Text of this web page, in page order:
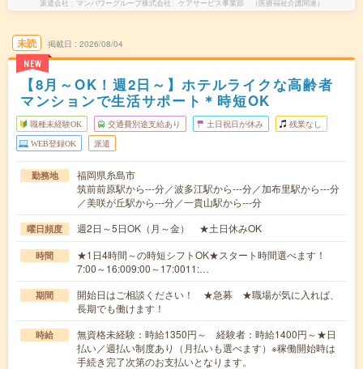
派遣会社 マンパワーグループ株式会社 ケアサービス事業部 （医療福祉介護関連）
未読
NEW
掲載日 2026/08/04
【8月～OK！週2日～】ホテルライクな高齢者
マンションで生活サポート＊時短OK
職種未経験OK 交通費別途支給あり 土日祝日が休み 残業なし
WEB登録OK 派遣
勤務地
福岡県糸島市
筑前前原駅から---分／波多江駅から---分／加布里駅から---分
／美咲が丘駅から---分／一貴山駅から---分
曜日頻度 週2日～5日OK（月～金） ★土日休みOK
時間
★1日4時間～の時短シフトOK★スタート時間選べます！
7:00～16:009:00～17:0011:…
期間
開始日はご相談ください！ ★急募 ★職場が気に入れば、
長期でも働けます！
時給
無資格未経験：時給1350円～ 経験者：時給1400円～★日
払い／週払い制度あり（月払いも選べます）※稼働開始時は
手続き完了次第のお支払いとなります。